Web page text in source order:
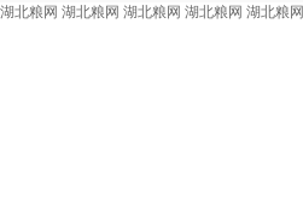
湖北粮网 湖北粮网 湖北粮网 湖北粮网 湖北粮网